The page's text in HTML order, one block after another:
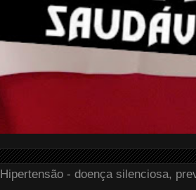
Hipertensão - doença silenciosa,